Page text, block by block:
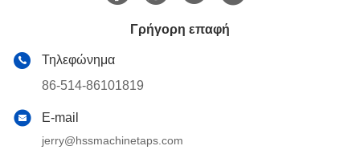
Γρήγορη επαφή
Τηλεφώνημα
86-514-86101819
E-mail
jerry@hssmachinetaps.com